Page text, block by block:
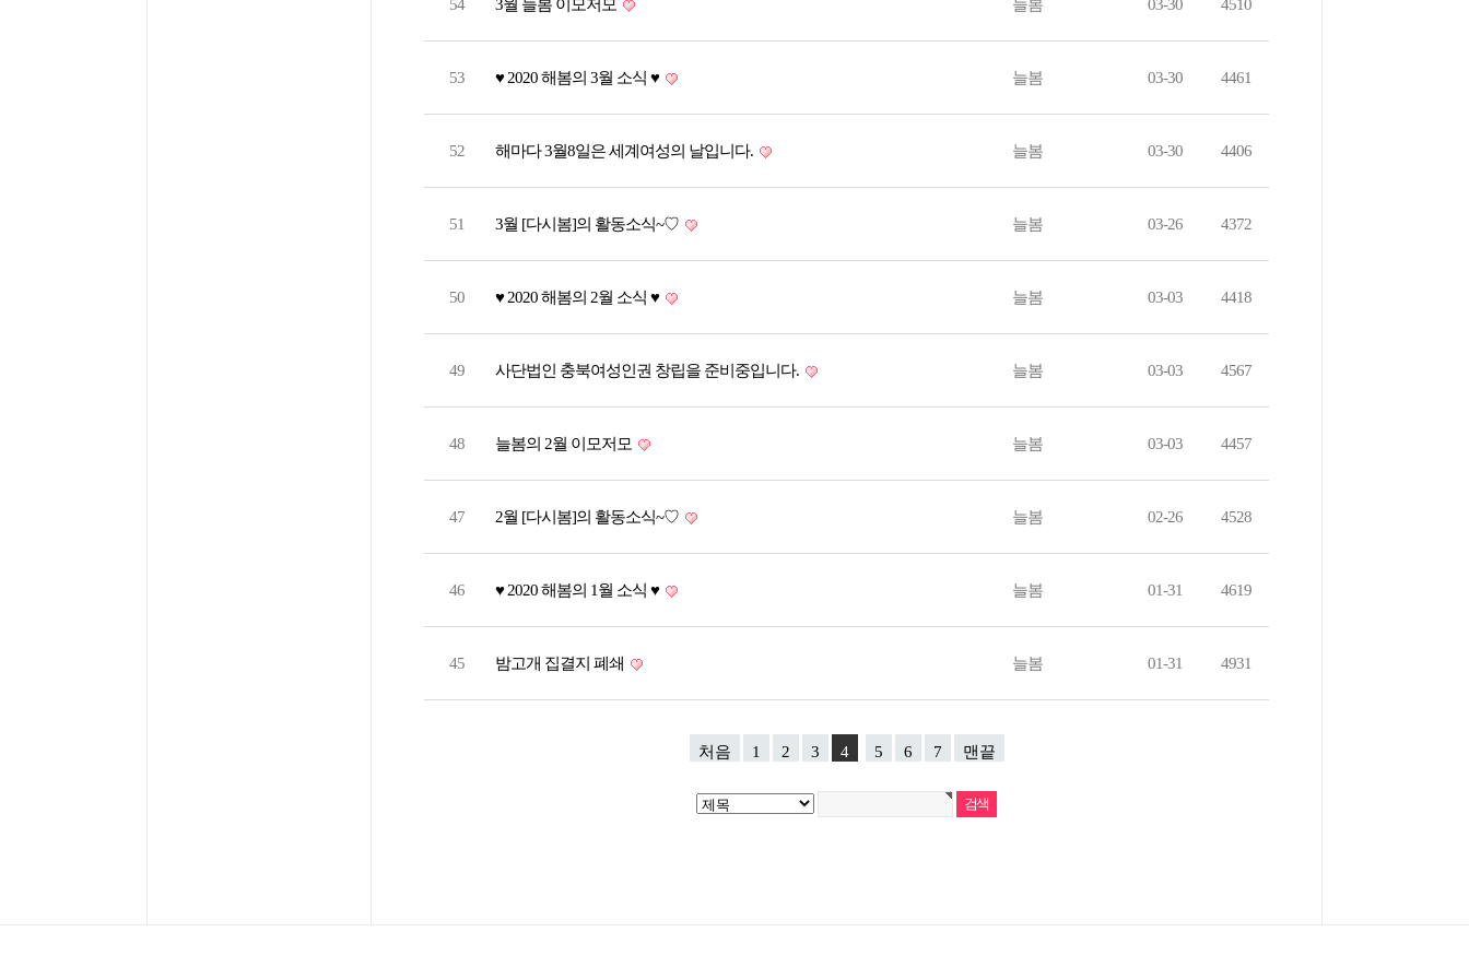
54 3월 늘봄 이모저모 늘봄 03-30 4510
53 ♥ 2020 해봄의 3월 소식 ♥ 늘봄 03-30 4461
52 해마다 3월8일은 세계여성의 날입니다. 늘봄 03-30 4406
51 3월 [다시봄]의 활동소식~♡ 늘봄 03-26 4372
50 ♥ 2020 해봄의 2월 소식 ♥ 늘봄 03-03 4418
49 사단법인 충북여성인권 창립을 준비중입니다. 늘봄 03-03 4567
48 늘봄의 2월 이모저모 늘봄 03-03 4457
47 2월 [다시봄]의 활동소식~♡ 늘봄 02-26 4528
46 ♥ 2020 해봄의 1월 소식 ♥ 늘봄 01-31 4619
45 밤고개 집결지 폐쇄 늘봄 01-31 4931
처음 1 2 3 4 5 6 7 맨끝